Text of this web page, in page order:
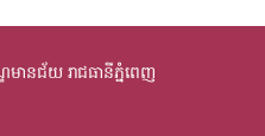
ានជ័យ រាជធានីភ្នំពេញ